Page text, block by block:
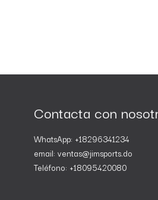
Contacta con
WhatsApp: +18296341234
email: ventas@jimsports.do
Teléfono: +18095420080